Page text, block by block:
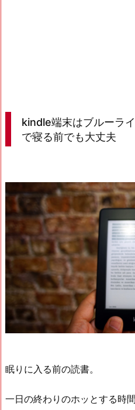
kindle端末はブルーラ
で寝る前でも大丈夫
眠りに入る前の読書。
一日の終わりのホッとする時間